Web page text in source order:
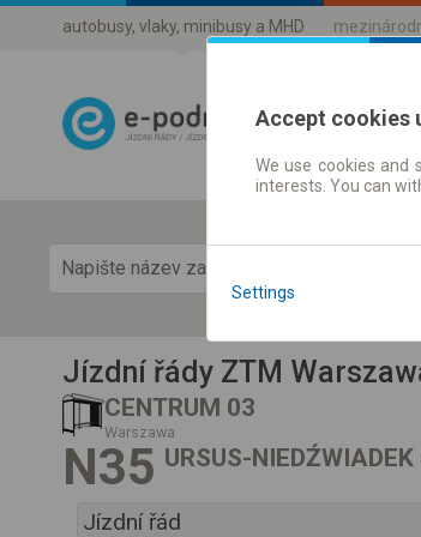
autobusy, vlaky, minibusy a MHD
Jízdní řády ZTM
CENTRUM 03
Warszawa
N35 URSUS-NIEDŹWIADEK
Jízdní řád
Accept cookies
We use cookies and
interests. You can
Settings